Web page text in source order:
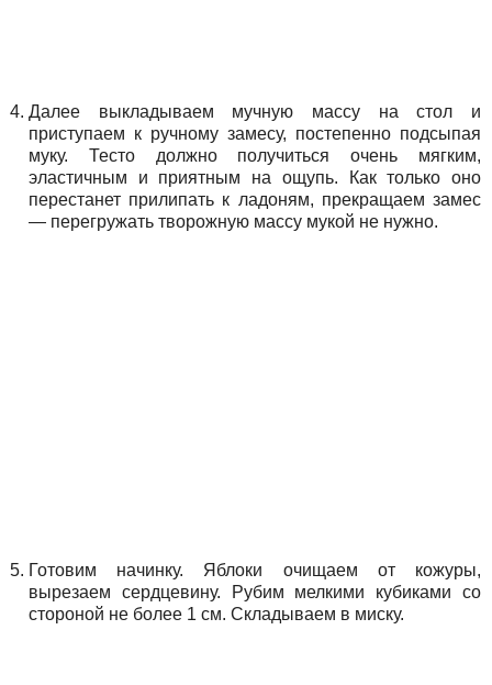
Далее выкладываем мучную массу на стол и
приступаем к ручному замесу, постепенно подсыпая
муку. Тесто должно получиться очень мягким,
эластичным и приятным на ощупь. Как только оно
перестанет прилипать к ладоням, прекращаем замес
— перегружать творожную массу мукой не нужно.
Готовим начинку. Яблоки очищаем от кожуры,
вырезаем сердцевину. Рубим мелкими кубиками со
стороной не более 1 см. Складываем в миску.